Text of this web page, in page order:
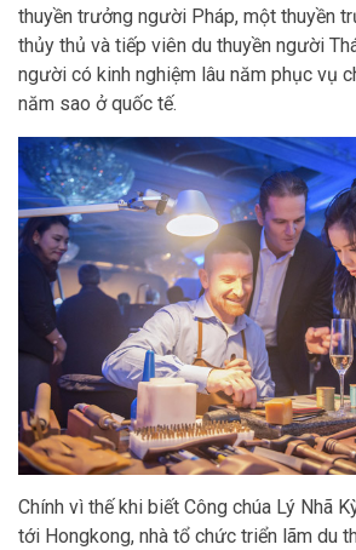
thuyền trưởng người Pháp, một thuyền
thủy thủ và tiếp viên du thuyền người
người có kinh nghiệm lâu năm phục vụ
năm sao ở quốc tế.
Chính vì thế khi biết Công chúa Lý Nhã
tới Hongkong, nhà tổ chức triển lãm du